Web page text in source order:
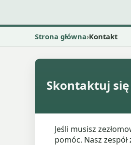
Strona główna Kontakt
Skontaktuj się
Jeśli musisz
pomóc. Nasz